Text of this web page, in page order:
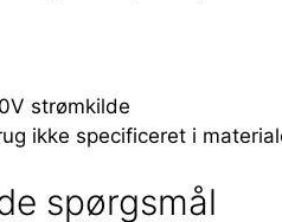
strømkilde
ikke specificeret i
spørgsmål